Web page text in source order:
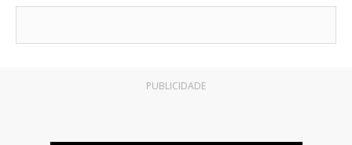
PUBLICIDADE